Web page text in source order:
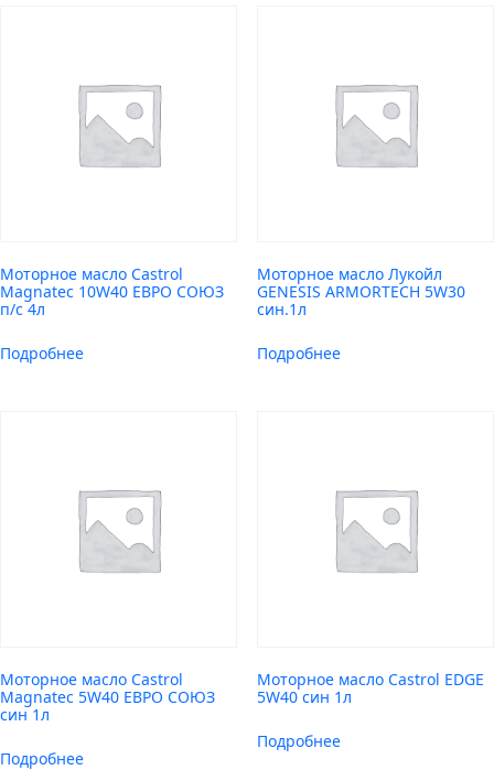
Моторное масло Castrol
Magnatec 10W40 ЕВРО СОЮЗ
п/с 4л
Подробнее
Моторное масло Лукойл
GENESIS ARMORTECH 5W30
син.1л
Подробнее
Моторное масло Castrol
Magnatec 5W40 ЕВРО СОЮЗ
син 1л
Подробнее
Моторное масло Castrol EDGE
5W40 син 1л
Подробнее